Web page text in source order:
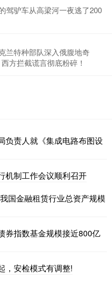
驾驴车从高梁河一夜逃了200
兰特种部队深入俄腹地奇
方拦截谎言彻底粉碎！
负责人就《集成电路布图设
机制工作会议顺利召开
国金融租赁行业总资产规模
券指数基金规模接近800亿
，安检模式有调整!